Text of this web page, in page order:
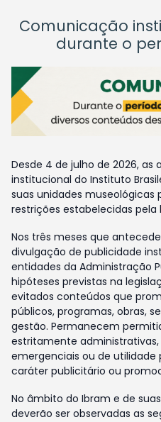
Comunicação
durante o
Desde 4 de julho de 2026,
institucional do Instituto
suas unidades museológicas
restrições estabelecidas pela
Nos três meses que
divulgação de publicidade
entidades da Administração
hipóteses previstas na
evitados conteúdos que
públicos, programas, obras,
gestão. Permanecem
estritamente administrativas,
emergenciais ou de
caráter publicitário ou
No âmbito do Ibram e de
deverão ser observadas as